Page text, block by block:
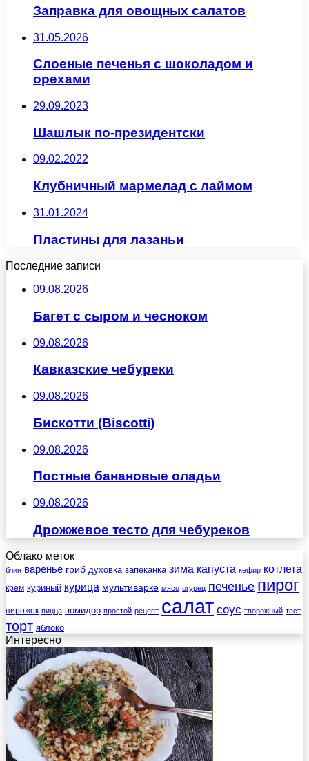
Заправка для овощных салатов
31.05.2026
Слоеные печенья с шоколадом и
орехами
29.09.2023
Шашлык по-президентски
09.02.2022
Клубничный мармелад с лаймом
31.01.2024
Пластины для лазаньи
Последние записи
09.08.2026
Багет с сыром и чесноком
09.08.2026
Кавказские чебуреки
09.08.2026
Бискотти (Biscotti)
09.08.2026
Постные банановые оладьи
09.08.2026
Дрожжевое тесто для чебуреков
Облако меток
блин варенье гриб духовка запеканка зима капуста кефир котлета
крем куриный курица мультиварке мясо огурец печенье пирог
пирожок пицца помидор простой рецепт салат соус творожный тест
торт яблоко
Интересно